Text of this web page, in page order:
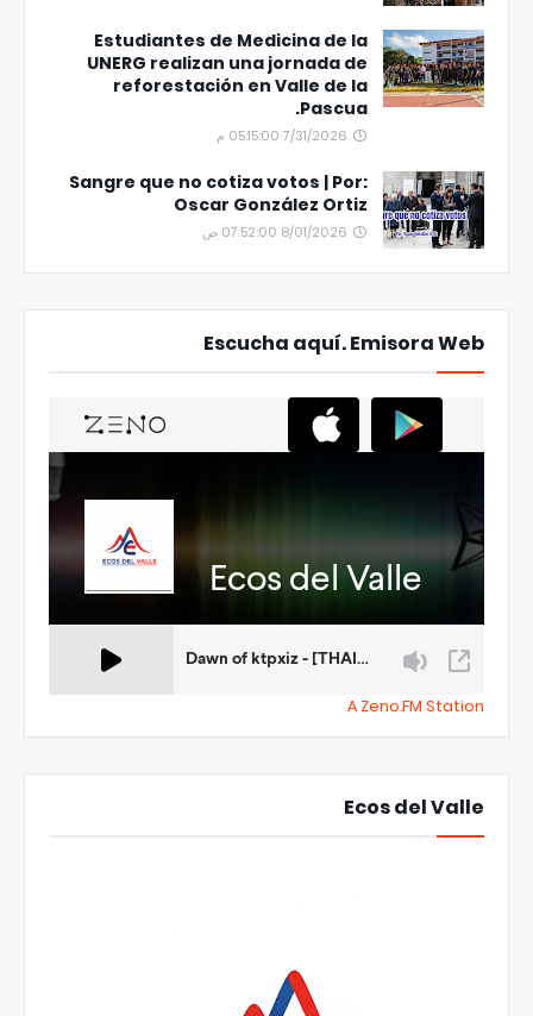
Estudiantes de Medicina de la
UNERG realizan una jornada de
reforestación en Valle de la
Pascua.
7/31/2026 05:15:00 م
Sangre que no cotiza votos | Por:
Oscar González Ortiz
8/01/2026 07:52:00 ص
Escucha aquí. Emisora Web
A Zeno.FM Station
Ecos del Valle